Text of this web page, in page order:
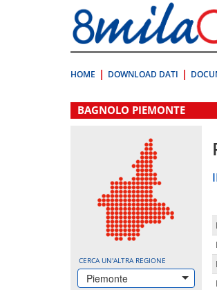
direttamente
a:
Contenuto
HOME DOWNLOAD DATI
.
BAGNOLO PIEMONTE
CERCA UN'ALTRA REGIONE
Piemonte